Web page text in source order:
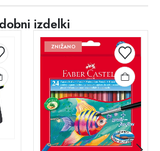
izdelki
ZNIŽANO